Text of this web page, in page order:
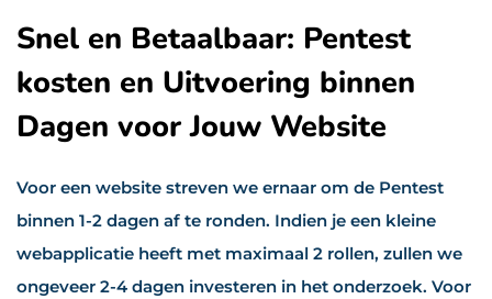
Snel en Betaalbaar: Pentest
kosten en Uitvoering binnen
Dagen voor Jouw Website
Voor een website streven we ernaar om de Pentest
binnen 1-2 dagen af te ronden. Indien je een kleine
webapplicatie heeft met maximaal 2 rollen, zullen we
ongeveer 2-4 dagen investeren in het onderzoek. Voor